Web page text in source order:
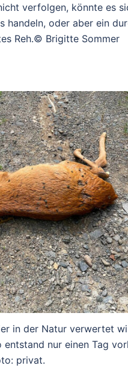
verfolgen, könnte es
handeln, oder aber ein
Reh.© Brigitte Sommer
in der Natur verwertet
nur einen Tag
privat.